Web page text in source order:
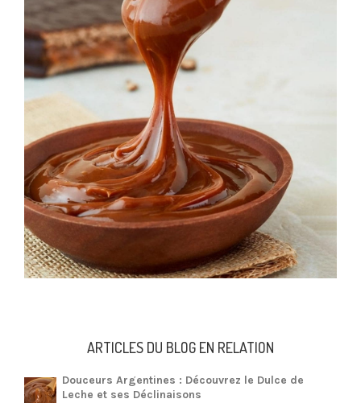
ARTICLES DU BLOG EN RELATION
Douceurs Argentines : Découvrez le Dulce de
Leche et ses Déclinaisons